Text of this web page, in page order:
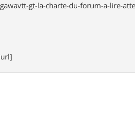
gt-la-charte-du-forum-a-lire-